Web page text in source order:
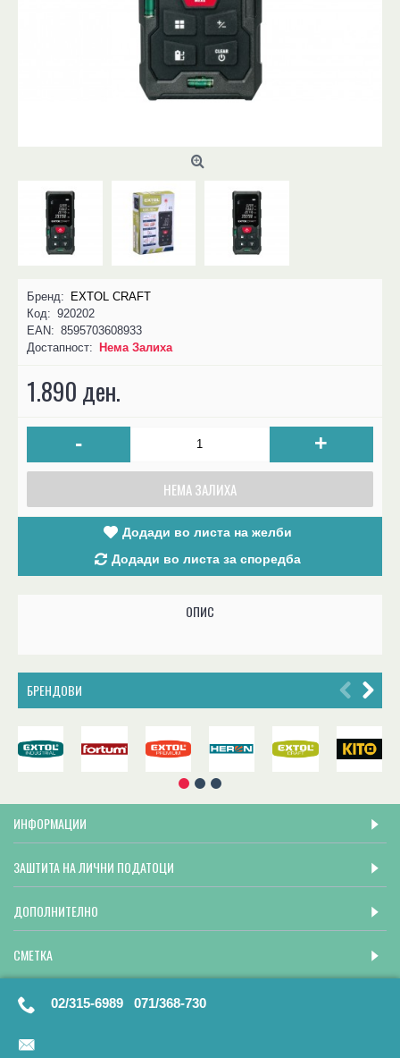
Бренд: EXTOL CRAFT
Код: 920202
EAN: 8595703608933
Достапност: Нема Залиха
1.890 ден.
- +
НЕМА ЗАЛИХА
Додади во листа на желби
Додади во листа за споредба
ОПИС
БРЕНДОВИ
ИНФОРМАЦИИ
ЗАШТИТА НА ЛИЧНИ ПОДАТОЦИ
ДОПОЛНИТЕЛНО
СМЕТКА
02/315-6989 071/368-730